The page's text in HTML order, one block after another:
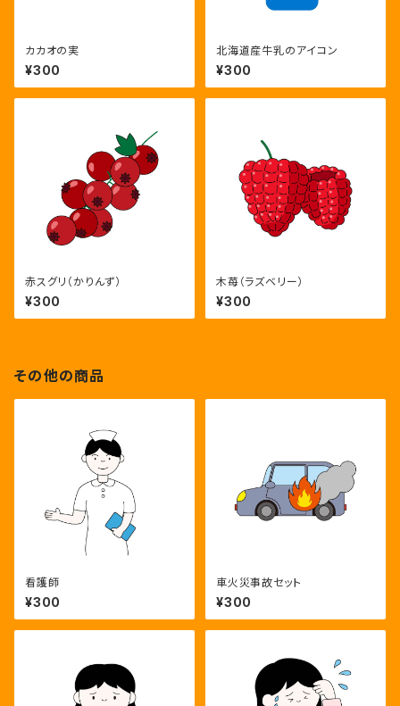
カカオの実
¥300
北海道産牛乳のアイコン
¥300
赤スグリ（かりんず）
¥300
木苺（ラズベリー）
¥300
その他の商品
看護師
¥300
車火災事故セット
¥300